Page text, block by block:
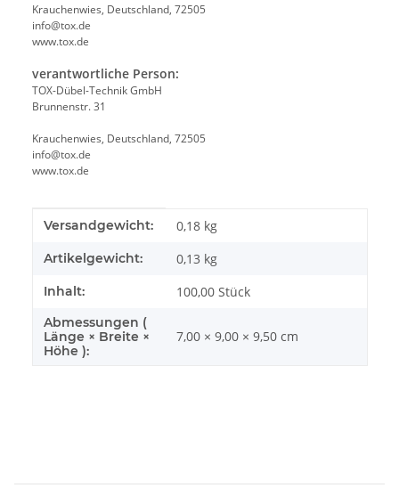
Krauchenwies, Deutschland, 72505
info@tox.de
www.tox.de
verantwortliche Person:
TOX-Dübel-Technik GmbH
Brunnenstr. 31
Krauchenwies, Deutschland, 72505
info@tox.de
www.tox.de
Produkteigenschaft
Wert
Versandgewicht: 0,18 kg
Artikelgewicht: 0,13 kg
Inhalt: 100,00 Stück
Abmessungen (
Länge × Breite ×
Höhe ):
7,00 × 9,00 × 9,50 cm